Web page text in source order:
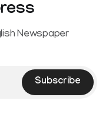
Newspaper
Subscribe